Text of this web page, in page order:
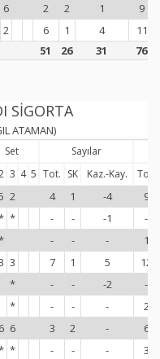
6 2 2 1 9
2 6 1 4 11
51 26 31 76
SİGORTA
ATAMAN)
Set Sayılar
3 4 5 Tot. SK Kaz.-Kay. Tot.
2 4 1 -4 9
* - - -1 -
- - - 1
3 7 1 5 12
* - - -2 -
* - - - 2
6 6 3 2 - 6
* - - - 3